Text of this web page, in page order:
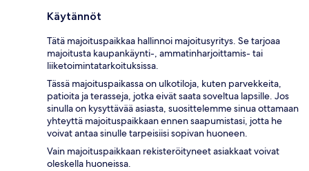
Käytännöt
Tätä majoituspaikkaa hallinnoi majoitusyritys. Se tarjoaa
majoitusta kaupankäynti-, ammatinharjoittamis- tai
liiketoimintatarkoituksissa.
Tässä majoituspaikassa on ulkotiloja, kuten parvekkeita,
patioita ja terasseja, jotka eivät saata soveltua lapsille. Jos
sinulla on kysyttävää asiasta, suosittelemme sinua ottamaan
yhteyttä majoituspaikkaan ennen saapumistasi, jotta he
voivat antaa sinulle tarpeisiisi sopivan huoneen.
Vain majoituspaikkaan rekisteröityneet asiakkaat voivat
oleskella huoneissa.